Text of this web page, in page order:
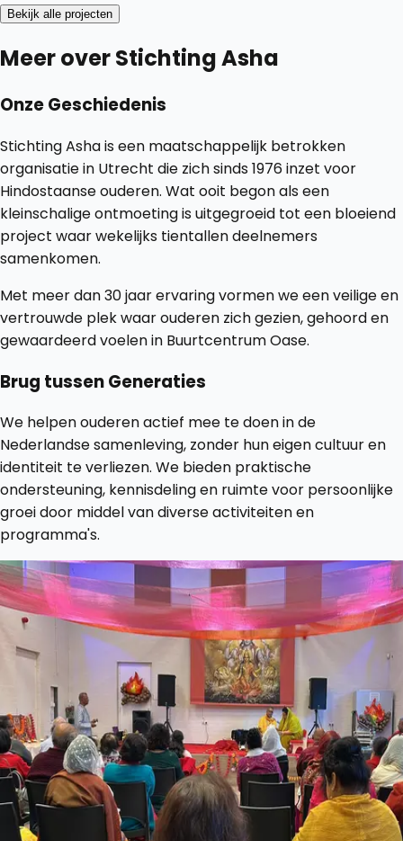
Bekijk alle projecten
Meer over Stichting Asha
Onze Geschiedenis
Stichting Asha is een maatschappelijk betrokken
organisatie in Utrecht die zich sinds 1976 inzet voor
Hindostaanse ouderen. Wat ooit begon als een
kleinschalige ontmoeting is uitgegroeid tot een bloeiend
project waar wekelijks tientallen deelnemers
samenkomen.
Met meer dan 30 jaar ervaring vormen we een veilige en
vertrouwde plek waar ouderen zich gezien, gehoord en
gewaardeerd voelen in Buurtcentrum Oase.
Brug tussen Generaties
We helpen ouderen actief mee te doen in de
Nederlandse samenleving, zonder hun eigen cultuur en
identiteit te verliezen. We bieden praktische
ondersteuning, kennisdeling en ruimte voor persoonlijke
groei door middel van diverse activiteiten en
programma's.